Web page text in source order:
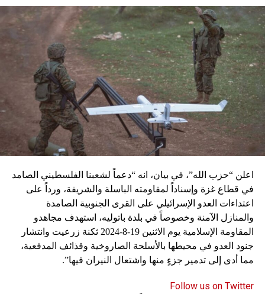
اعلن “حزب الله”، في بيان، انه “دعماً لشعبنا الفلسطيني الصامد
في قطاع غزة وإسناداً لمقاومته الباسلة ‌‏‌‏‌والشريفة، ورداً على
اعتداءات العدو الإسرائيلي على القرى الجنوبية الصامدة
والمنازل الآمنة وخصوصاً في بلدة باتوليه، استهدف مجاهدو
المقاومة الإسلامية يوم الاثنين 19-8-2024 ثكنة زرعيت وانتشار
جنود العدو في محيطها بالأسلحة الصاروخية وقذائف المدفعية،
مما أدى إلى تدمير جزءٍ منها واشتعال النيران فيها”.
Follow us on Twitter